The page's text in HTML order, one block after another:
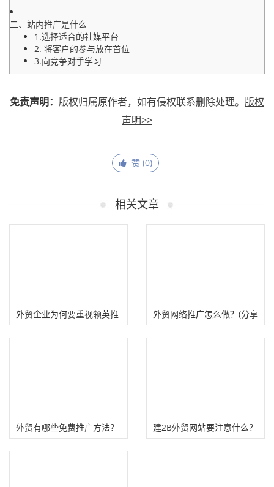
二、站内推广是什么
1.选择适合的社媒平台
2. 将客户的参与放在首位
3.向竞争对手学习
免责声明： 版权归属原作者，如有侵权联系删除处理。 版权
声明>>
赞 (0)
相关文章
外贸企业为何要重视领英推
广？领英平台广告推广优
外贸网络推广怎么做？(分享
4种有效外贸推广方法)
外贸有哪些免费推广方法？
(分享5个免费推广干货）
建2B外贸网站要注意什么？